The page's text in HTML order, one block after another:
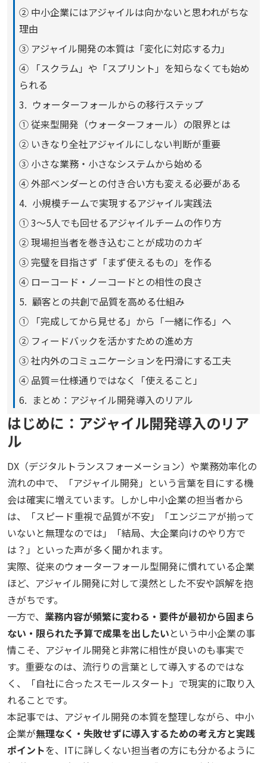
② 中小企業にはアジャイルは向かないと思われがちな
理由
③ アジャイル開発の本質は「変化に対応する力」
④ 「スクラム」や「スプリント」を知らなくても始め
られる
ウォーターフォールからの移行ステップ
① 従来型開発（ウォーターフォール）の限界とは
② いきなり全社アジャイルにしない判断が重要
③ 小さな業務・小さなシステムから始める
④ 外部ベンダーとの付き合い方も変える必要がある
小規模チームで実現するアジャイル実践法
① 3〜5人でも回せるアジャイルチームの作り方
② 現場担当者を巻き込むことが成功のカギ
③ 完璧を目指さず「まず使えるもの」を作る
④ ローコード・ノーコードとの相性の良さ
顧客との共創で品質を高める仕組み
① 「完成してから見せる」から「一緒に作る」へ
② フィードバックを活かすための進め方
③ 社内外のコミュニケーションを円滑にする工夫
④ 品質＝仕様通りではなく「使えること」
まとめ：アジャイル開発導入のリアル
はじめに：アジャイル開発導入のリア
ル
DX（デジタルトランスフォーメーション）や業務効率化の
流れの中で、「アジャイル開発」という言葉を目にする機
会は確実に増えています。しかし中小企業の担当者から
は、「スピード重視で品質が不安」「エンジニアが揃って
いないと無理なのでは」「結局、大企業向けのやり方で
は？」といった声が多く聞かれます。
実際、従来のウォーターフォール型開発に慣れている企業
ほど、アジャイル開発に対して漠然とした不安や誤解を抱
きがちです。
一方で、 業務内容が頻繁に変わる・要件が最初から固まら
ない・限られた予算で成果を出したいという中小企業の事
情こそ、アジャイル開発と非常に相性が良いのも事実で
す。重要なのは、流行りの言葉として導入するのではな
く、「自社に合ったスモールスタート」で現実的に取り入
れることです。
本記事では、アジャイル開発の本質を整理しながら、中小
企業が無理なく・失敗せずに導入するための考え方と実践
ポイントを、ITに詳しくない担当者の方にも分かるように